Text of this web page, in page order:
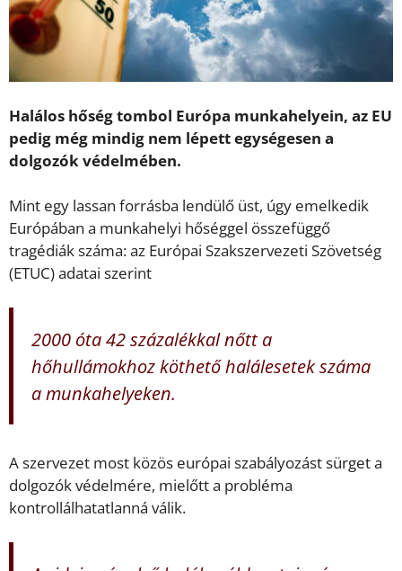
Halálos hőség tombol Európa munkahelyein, az EU
pedig még mindig nem lépett egységesen a
dolgozók védelmében.
Mint egy lassan forrásba lendülő üst, úgy emelkedik
Európában a munkahelyi hőséggel összefüggő
tragédiák száma: az Európai Szakszervezeti Szövetség
(ETUC) adatai szerint
2000 óta 42 százalékkal nőtt a
hőhullámokhoz köthető halálesetek száma
a munkahelyeken.
A szervezet most közös európai szabályozást sürget a
dolgozók védelmére, mielőtt a probléma
kontrollálhatatlanná válik.